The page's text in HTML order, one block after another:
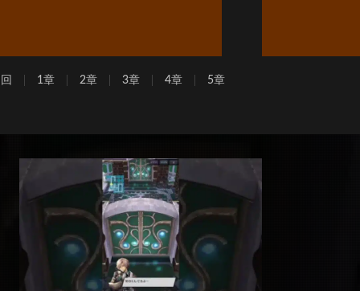
1章 2章 3章 4章 5章